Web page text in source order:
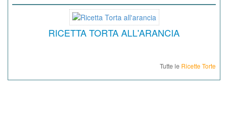
RICETTA TORTA ALL'ARANCIA
Tutte le Ricette Torte